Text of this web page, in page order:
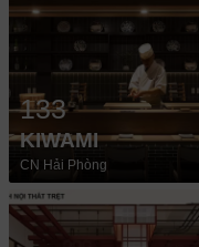
133
KIWAMI
CN Hải Phòng